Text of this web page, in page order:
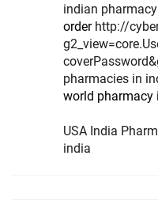
indian
orderhttp://cybermann.com/main.php?
pharmacies in
world pharmacy
USA India
india